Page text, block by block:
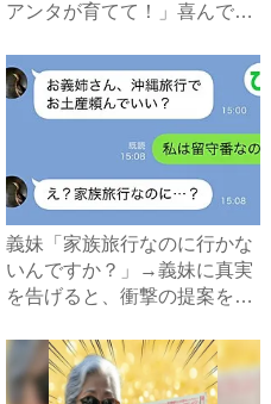
アンタが育てて！」喜んで引
義妹「家族旅行なのに行かな
いんですか？」→義妹に真実
を告げると、衝撃の提案をさ